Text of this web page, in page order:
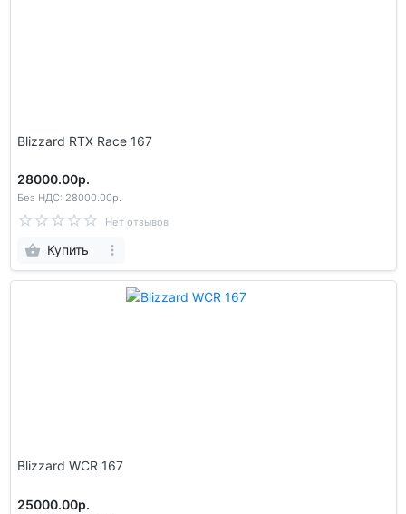
Blizzard RTX Race 167
28000.00р.
Без НДС: 28000.00р.
Нет отзывов
Купить
Blizzard WCR 167
25000.00р.